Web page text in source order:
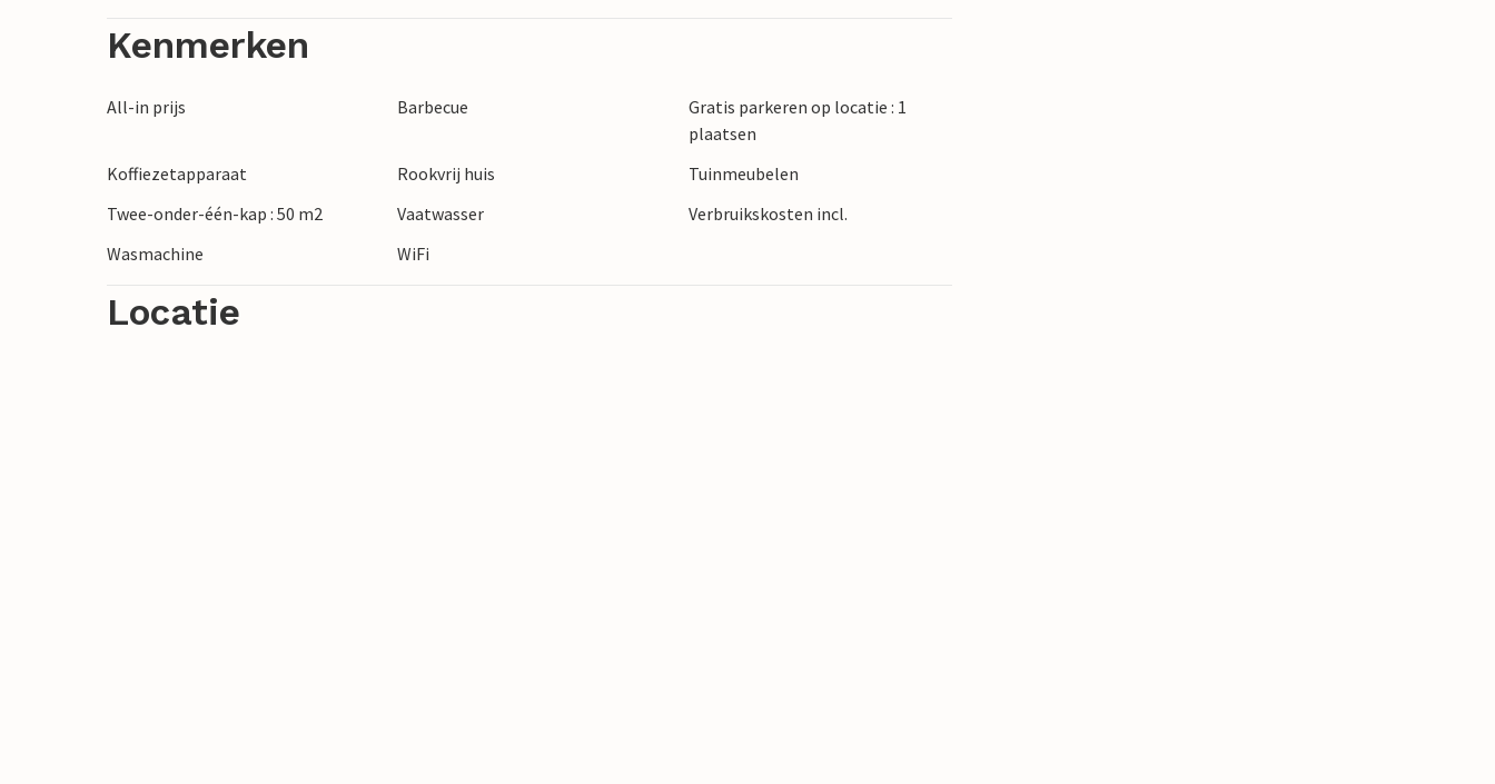
Kenmerken
All-in prijs Barbecue
Gratis parkeren op locatie : 1
plaatsen
Koffiezetapparaat
Rookvrij huis
Tuinmeubelen
Twee-onder-één-kap : 50 m2
Vaatwasser
Verbruikskosten incl.
Wasmachine
WiFi
Locatie